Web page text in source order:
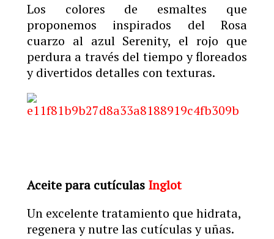
Los colores de esmaltes que
proponemos inspirados del Rosa
cuarzo al azul Serenity, el rojo que
perdura a través del tiempo y floreados
y divertidos detalles con texturas.
Aceite para cutículas Inglot
Un excelente tratamiento que hidrata,
regenera y nutre las cutículas y uñas.